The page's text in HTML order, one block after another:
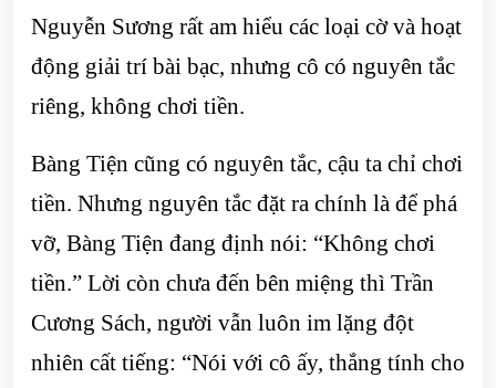
Nguyễn Sương rất am hiểu các loại cờ và hoạt
động giải trí bài bạc, nhưng cô có nguyên tắc
riêng, không chơi tiền.
Bàng Tiện cũng có nguyên tắc, cậu ta chỉ chơi
tiền. Nhưng nguyên tắc đặt ra chính là để phá
vỡ, Bàng Tiện đang định nói: “Không chơi
tiền.” Lời còn chưa đến bên miệng thì Trần
Cương Sách, người vẫn luôn im lặng đột
nhiên cất tiếng: “Nói với cô ấy, thắng tính cho